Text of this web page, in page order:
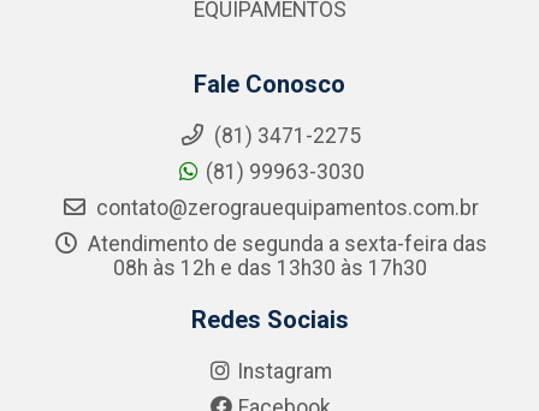
EQUIPAMENTOS
Fale Conosco
(81) 3471-2275
(81) 99963-3030
contato@zerograuequipamentos.com.br
Atendimento de segunda a sexta-feira das
08h às 12h e das 13h30 às 17h30
Redes Sociais
Instagram